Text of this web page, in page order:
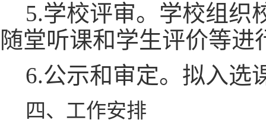
5.学校评审。学校组织
随堂听课和学生评价等进
6.公示和审定。拟入选
四、工作安排